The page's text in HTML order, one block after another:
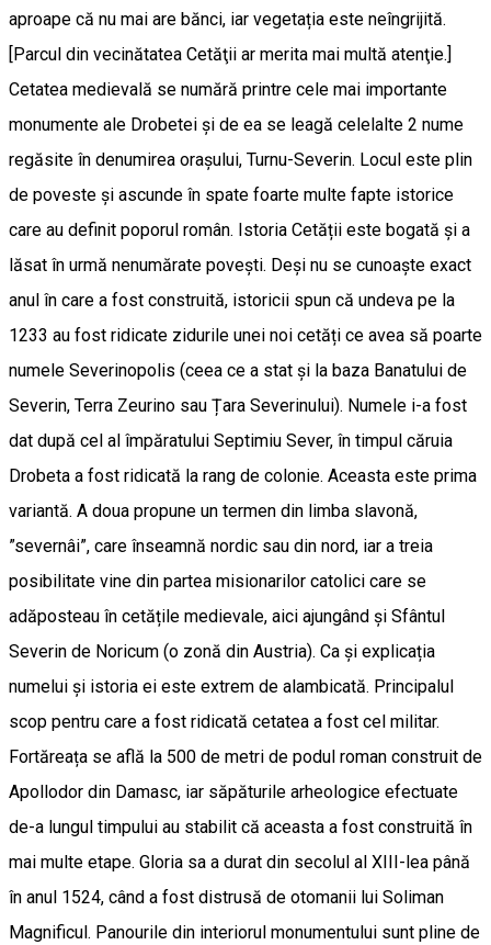
aproape că nu mai are bănci, iar vegetația este neîngrijită.
[Parcul din vecinătatea Cetăţii ar merita mai multă atenţie.]
Cetatea medievală se numără printre cele mai importante
monumente ale Drobetei și de ea se leagă celelalte 2 nume
regăsite în denumirea orașului, Turnu-Severin. Locul este plin
de poveste și ascunde în spate foarte multe fapte istorice
care au definit poporul român. Istoria Cetății este bogată și a
lăsat în urmă nenumărate povești. Deși nu se cunoaște exact
anul în care a fost construită, istoricii spun că undeva pe la
1233 au fost ridicate zidurile unei noi cetăți ce avea să poarte
numele Severinopolis (ceea ce a stat și la baza Banatului de
Severin, Terra Zeurino sau Țara Severinului). Numele i-a fost
dat după cel al împăratului Septimiu Sever, în timpul căruia
Drobeta a fost ridicată la rang de colonie. Aceasta este prima
variantă. A doua propune un termen din limba slavonă,
”severnâi”, care înseamnă nordic sau din nord, iar a treia
posibilitate vine din partea misionarilor catolici care se
adăposteau în cetățile medievale, aici ajungând și Sfântul
Severin de Noricum (o zonă din Austria). Ca și explicația
numelui și istoria ei este extrem de alambicată. Principalul
scop pentru care a fost ridicată cetatea a fost cel militar.
Fortăreața se află la 500 de metri de podul roman construit de
Apollodor din Damasc, iar săpăturile arheologice efectuate
de-a lungul timpului au stabilit că aceasta a fost construită în
mai multe etape. Gloria sa a durat din secolul al XIII-lea până
în anul 1524, când a fost distrusă de otomanii lui Soliman
Magnificul. Panourile din interiorul monumentului sunt pline de